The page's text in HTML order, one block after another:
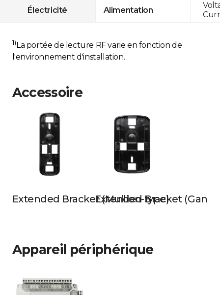
Électricité Alimentation
1) La portée de lecture RF varie en fonction de
l'environnement d'installation.
Accessoire
Extended Bracket (Mullion-type)
Extended Bracket
Appareil périphérique